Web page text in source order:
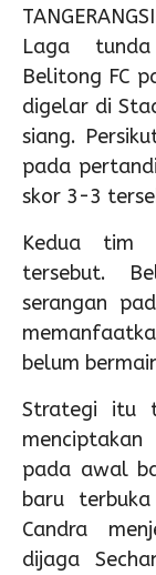
Laga
Belitong FC
digelar di
siang.
pada
skor 3-3
Kedua tim
tersebut.
serangan
belum
Strategi itu
pada awal
baru
Candra
dijaga